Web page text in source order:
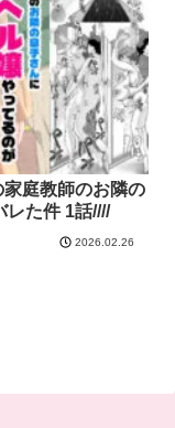
庭教師のお隣の
息子さんにデリヘル嬢やってるのがバレた件 1話////
2026.02.26